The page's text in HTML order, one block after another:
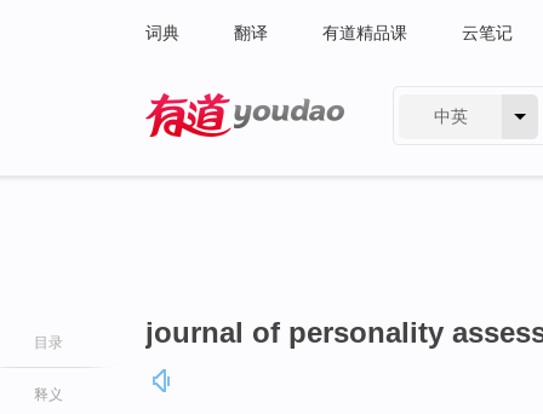
词典 翻译 有道精品课 云笔记
中英
目录
释义
journal of personality